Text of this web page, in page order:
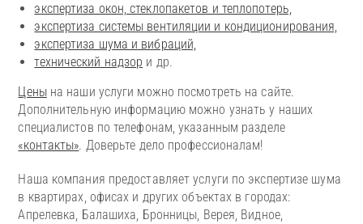
экспертиза окон, стеклопакетов и теплопотерь,
экспертиза системы вентиляции и кондиционирования,
экспертиза шума и вибраций,
технический надзор и др.
Ценына наши услуги можно посмотреть на сайте.
Дополнительную информацию можно узнать у наших
специалистов по телефонам, указанным разделе
«контакты». Доверьте дело профессионалам!
Наша компания предоставляет услуги по экспертизе шума
в квартирах, офисах и других объектах в городах:
Апрелевка, Балашиха, Бронницы, Верея, Видное,